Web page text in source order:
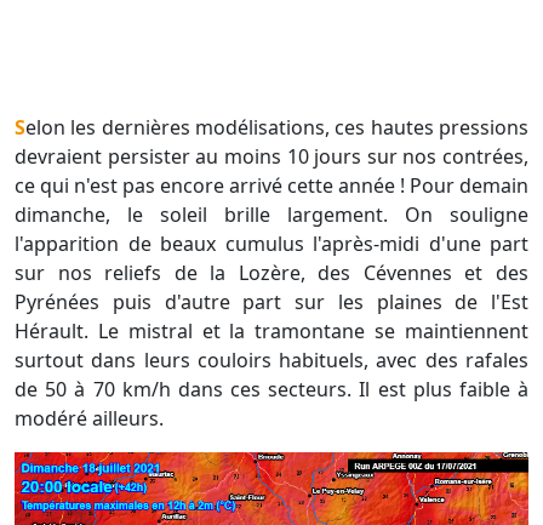
Selon les dernières modélisations, ces hautes pressions
devraient persister au moins 10 jours sur nos contrées,
ce qui n'est pas encore arrivé cette année ! Pour demain
dimanche, le soleil brille largement. On souligne
l'apparition de beaux cumulus l'après-midi d'une part
sur nos reliefs de la Lozère, des Cévennes et des
Pyrénées puis d'autre part sur les plaines de l'Est
Hérault. Le mistral et la tramontane se maintiennent
surtout dans leurs couloirs habituels, avec des rafales
de 50 à 70 km/h dans ces secteurs. Il est plus faible à
modéré ailleurs.